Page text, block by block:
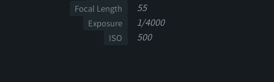
Focal Length 55
Exposure 1/4000
ISO 500